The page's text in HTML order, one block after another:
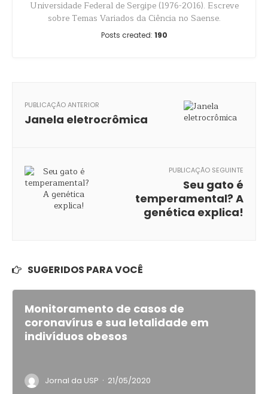
Universidade Federal de Sergipe (1976-2016). Escreve
sobre Temas Variados da Ciência no Saense.
Posts created: 190
PUBLICAÇÃO ANTERIOR
Janela eletrocrômica
PUBLICAÇÃO SEGUINTE
Seu gato é
temperamental? A
genética explica!
SUGERIDOS PARA VOCÊ
Monitoramento de casos de
coronavírus e sua letalidade em
indivíduos obesos
Jornal da USP · 21/05/2020